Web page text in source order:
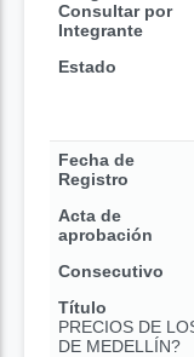
Consultar por
Integrante
Estado
Fecha de
Registro
Acta de
aprobación
Consecutivo
Título
PRECIOS DE
DE MEDELLÍN?